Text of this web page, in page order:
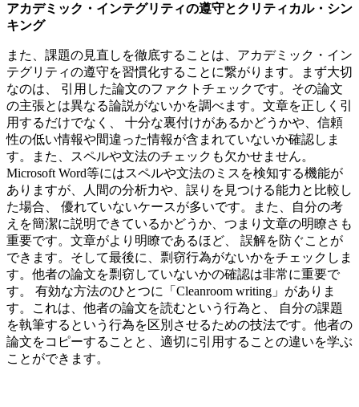
アカデミック・インテグリティの遵守とクリティカル・シン
キング
また、課題の見直しを徹底することは、アカデミック・イン
テグリティの遵守を習慣化することに繋がります。まず大切
なのは、 引用した論文のファクトチェックです。その論文
の主張とは異なる論説がないかを調べます。文章を正しく引
用するだけでなく、 十分な裏付けがあるかどうかや、信頼
性の低い情報や間違った情報が含まれていないか確認しま
す。また、スペルや文法のチェックも欠かせません。
Microsoft Word等にはスペルや文法のミスを検知する機能が
ありますが、人間の分析力や、誤りを見つける能力と比較し
た場合、 優れていないケースが多いです。また、自分の考
えを簡潔に説明できているかどうか、つまり文章の明瞭さも
重要です。文章がより明瞭であるほど、 誤解を防ぐことが
できます。そして最後に、剽窃行為がないかをチェックしま
す。他者の論文を剽窃していないかの確認は非常に重要で
す。 有効な方法のひとつに「Cleanroom writing」がありま
す。これは、他者の論文を読むという行為と、 自分の課題
を執筆するという行為を区別させるための技法です。他者の
論文をコピーすることと、適切に引用することの違いを学ぶ
ことができます。